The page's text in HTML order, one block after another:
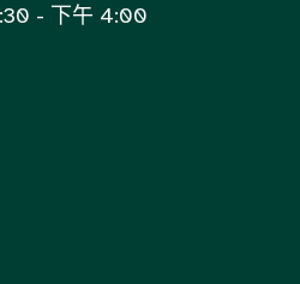
- 下午 4:00